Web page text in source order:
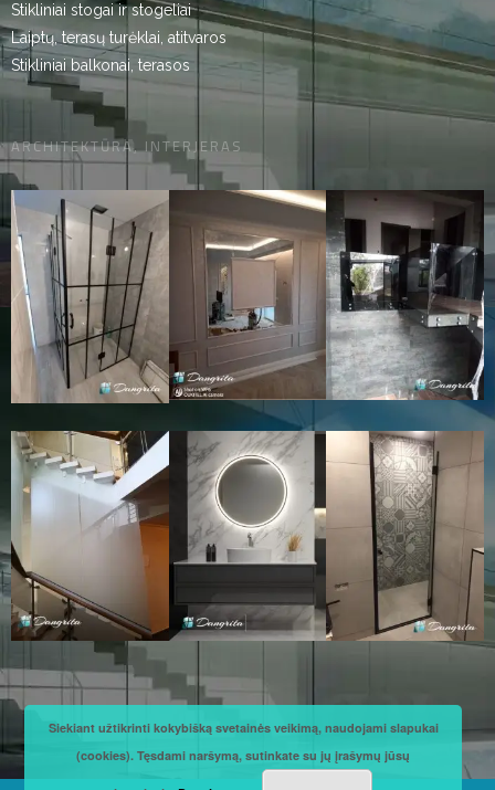
Stikliniai stogai ir stogeliai
Laiptų, terasų turėklai, atitvaros
Stikliniai balkonai, terasos
ARCHITEKTŪRA, INTERJERAS
Siekiant užtikrinti kokybišką svetainės veikimą, naudojami slapukai
(cookies). Tęsdami naršymą, sutinkate su jų įrašymų jūsų